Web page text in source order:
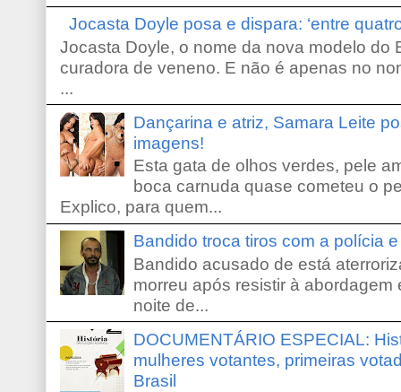
Jocasta Doyle posa e dispara: ‘entre
Jocasta Doyle, o nome da nova modelo do
curadora de veneno. E não é apenas no
...
Dançarina e atriz, Samara Leite
imagens!
Esta gata de olhos verdes, pele
boca carnuda quase cometeu o
Explico, para quem...
Bandido troca tiros com a polícia
Bandido acusado de está
morreu após resistir à
noite de...
DOCUMENTÁRIO ESPECIAL:
mulheres votantes, primeiras
Brasil